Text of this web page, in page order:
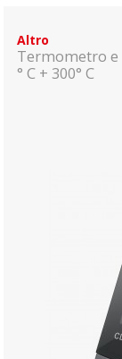
Altro
Termometro
° C + 300° C